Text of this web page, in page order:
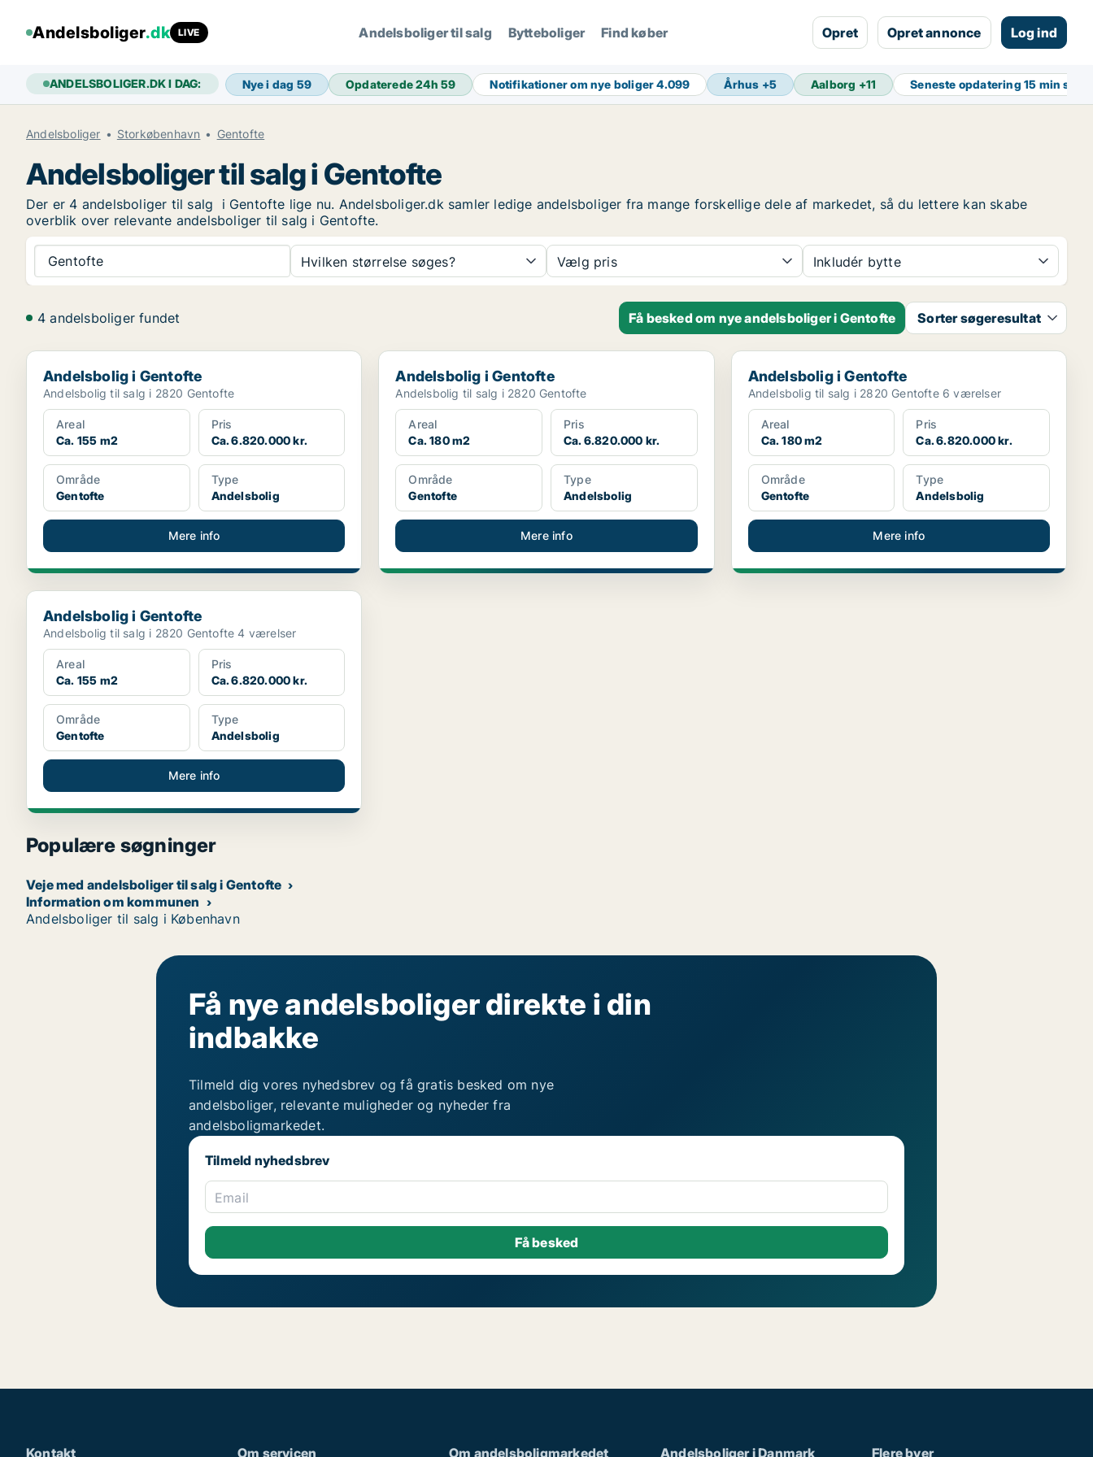
Andelsboliger.dk LIVE Andelsboliger til salg Bytteboliger Find køber Opret Opret annonce Log ind
ANDELSBOLIGER.DK I DAG: Nye i dag 59 Opdaterede 24h59 Notifikationer om nye boliger4.099 Århus +5 Aalborg +11 Seneste opdatering15 min
Andelsboliger Storkøbenhavn Gentofte
Andelsboliger til salg i Gentofte
Der er 4 andelsboliger til salg i Gentofte lige nu. Andelsboliger.dk samler ledige andelsboliger fra mange forskellige dele af markedet, så du lettere kan skabe
overblik over relevante andelsboliger til salg i Gentofte.
Gentofte Hvilken størrelse søges? Vælg pris Inkludér bytte
4 andelsboliger fundet Få besked om nye andelsboliger i Gentofte Sorter søgeresultat
Andelsbolig i Gentofte
Andelsbolig i Gentofte
Andelsbolig til salg i 2820 Gentofte
Areal
Ca. 155 m2
Pris
Ca. 6.820.000 kr.
Område
Gentofte
Type
Andelsbolig
Mere info
Andelsbolig i Gentofte
Andelsbolig i Gentofte
Andelsbolig til salg i 2820 Gentofte
Areal
Ca. 180 m2
Pris
Ca. 6.820.000 kr.
Område
Gentofte
Type
Andelsbolig
Mere info
Andelsbolig i Gentofte
Andelsbolig i Gentofte
Andelsbolig til salg i 2820 Gentofte 6 værelser
Areal
Ca. 180 m2
Pris
Ca. 6.820.000 kr.
Område
Gentofte
Type
Andelsbolig
Mere info
Andelsbolig i Gentofte
Andelsbolig i Gentofte
Andelsbolig til salg i 2820 Gentofte 4 værelser
Areal
Ca. 155 m2
Pris
Ca. 6.820.000 kr.
Område
Gentofte
Type
Andelsbolig
Mere info
Populære søgninger
Veje med andelsboliger til salg i Gentofte
Information om kommunen
Andelsboliger til salg i København
Få nye andelsboliger direkte i din
indbakke
Tilmeld dig vores nyhedsbrev og få gratis besked om nye
andelsboliger, relevante muligheder og nyheder fra
andelsboligmarkedet.
Tilmeld nyhedsbrev
Email
Kontakt Om servicen Om andelsboligmarkedet Andelsboliger i Danmark Flere byer